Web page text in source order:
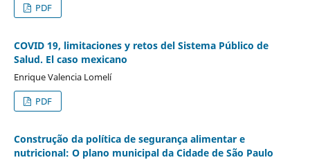
PDF
COVID 19, limitaciones y retos del Sistema Público de
Salud. El caso mexicano
Enrique Valencia Lomelí
PDF
Construção da política de segurança alimentar e
nutricional: O plano municipal da Cidade de São Paulo